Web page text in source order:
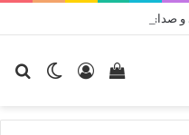
صدای مطالبه‌گر مردمند
تغییر
ورود
دیدن
خرید